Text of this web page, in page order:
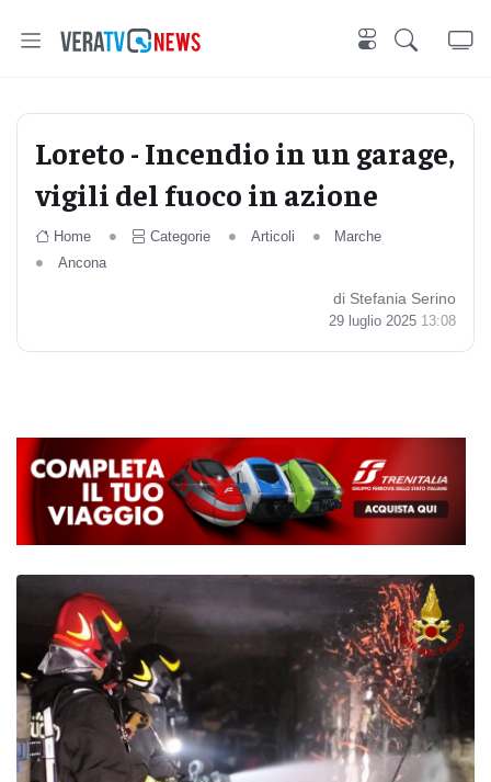
Loreto - Incendio in un garage,
vigili del fuoco in azione
Home Categorie Articoli
Marche
Ancona
di Stefania Serino
29 luglio 2025 13:08